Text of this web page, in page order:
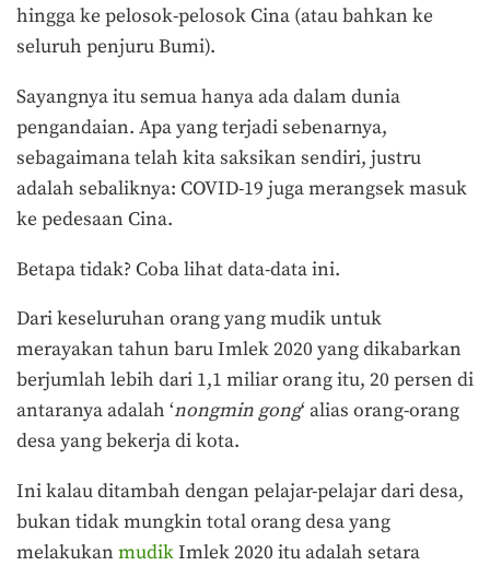
hingga ke pelosok-pelosok Cina (atau bahkan ke
seluruh penjuru Bumi).
Sayangnya itu semua hanya ada dalam dunia
pengandaian. Apa yang terjadi sebenarnya,
sebagaimana telah kita saksikan sendiri, justru
adalah sebaliknya: COVID-19 juga merangsek masuk
ke pedesaan Cina.
Betapa tidak? Coba lihat data-data ini.
Dari keseluruhan orang yang mudik untuk
merayakan tahun baru Imlek 2020 yang dikabarkan
berjumlah lebih dari 1,1 miliar orang itu, 20 persen di
antaranya adalah ‘nongmin gong‘ alias orang-orang
desa yang bekerja di kota.
Ini kalau ditambah dengan pelajar-pelajar dari desa,
bukan tidak mungkin total orang desa yang
melakukan mudikImlek 2020 itu adalah setara